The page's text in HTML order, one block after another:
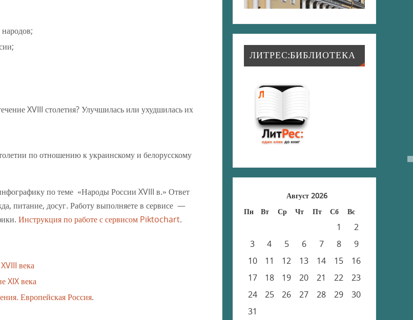
XVIII столетия? Улучшилась или ухудшилась их
по отношению к украинскому и белорусскому
по теме «Народы России XVIII в.» Ответ
питание, досуг. Работу выполняете в сервисе —
Инструкция по работе с сервисом Piktochart.
века
XIX века
Европейская Россия.
ЛИТРЕС:БИБЛИОТЕКА
Август 2026
Пн
Вт Ср Чт Пт Сб Вс
1
2
3
4 5 6 7 8
9
10
11 12 13 14 15
16
17
18 19 20 21 22
23
24
25 26 27 28 29
30
31